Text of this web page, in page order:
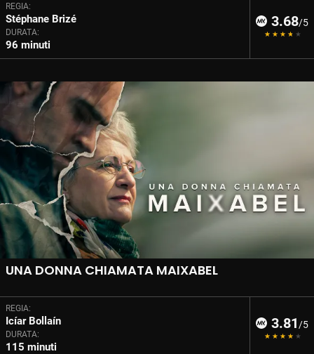
REGIA:
Stéphane Brizé
DURATA:
96 minuti
3.68/5
UNA DONNA CHIAMATA MAIXABEL
REGIA:
Icíar Bollaín
DURATA:
115 minuti
3.81 /5